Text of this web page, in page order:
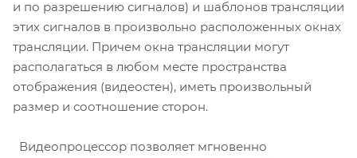
и по разрешению сигналов) и шаблонов трансляции
этих сигналов в произвольно расположенных окнах
трансляции. Причем окна трансляции могут
располагаться в любом месте пространства
отображения (видеостен), иметь произвольный
размер и соотношение сторон.
Видеопроцессор позволяет мгновенно